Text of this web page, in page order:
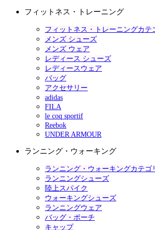
フィットネス・トレーニング
フィットネス・トレーニングカテ
メンズ シューズ
メンズ ウェア
レディース シューズ
レディースウェア
バッグ
アクセサリー
adidas
FILA
le coq sportif
Reebok
UNDER ARMOUR
ランニング・ウォーキング
ランニング・ウォーキングカテゴ
ランニングシューズ
陸上スパイク
ウォーキングシューズ
ランニングウェア
バッグ・ポーチ
キャップ